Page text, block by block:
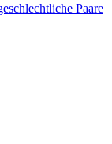
Paare